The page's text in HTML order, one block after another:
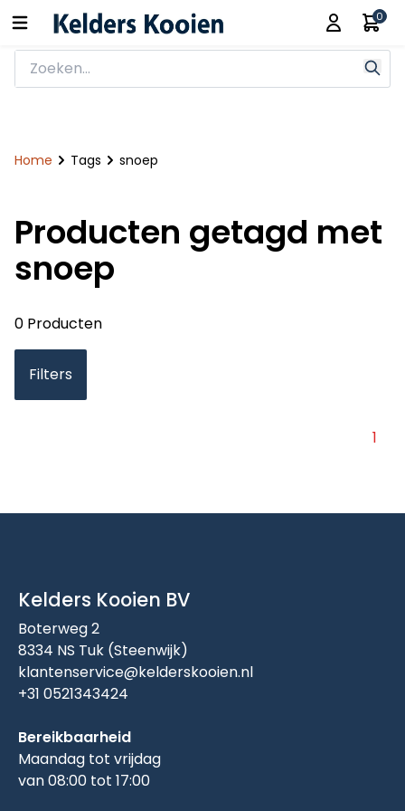
0
Home Tags snoep
Producten getagd met
snoep
0 Producten
Filters
1
Kelders Kooien BV
Boterweg 2
8334 NS Tuk (Steenwijk)
klantenservice@kelderskooien.nl
+31 0521343424
Bereikbaarheid
Maandag tot vrijdag
van 08:00 tot 17:00